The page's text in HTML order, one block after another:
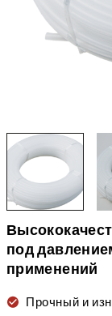
под
применений
Прочный и